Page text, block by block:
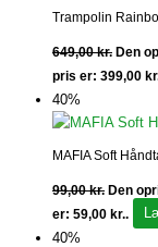
Trampolin
649,00kr. Den
pris er: 399,00
40%
MAFIA Soft
99,00kr. Den
er: 59,00 kr..
40%